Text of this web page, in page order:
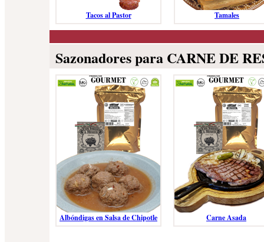
Tacos al Pastor Tamales
Sazonadores para CARNE DE
Albóndigas en Salsa de Chipotle Carne Asada